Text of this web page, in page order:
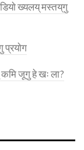
ख्यलय् मस्तय्‌गु
प्रयाेग
कमि जूगु हे खः ला?